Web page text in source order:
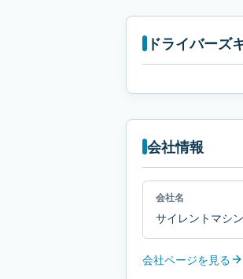
ドライバーズ
会社情報
会社名
サイレントマシ
会社ページを見る